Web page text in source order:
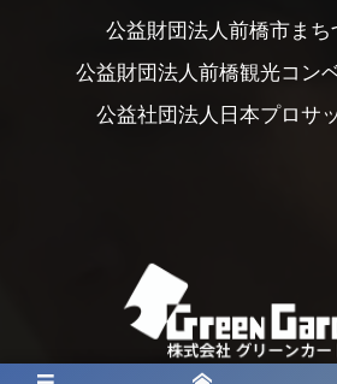
公益財団法人前橋市まち
公益財団法人前橋観光コン
公益社団法人日本プロサ